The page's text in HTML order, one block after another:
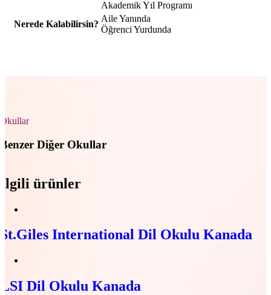
Akademik Yıl Programı
Nerede Kalabilirsin?
Aile Yanında
Öğrenci Yurdunda
Okullar
Benzer Diğer Okullar
İlgili ürünler
St.Giles International Dil Okulu Kanada
LSI Dil Okulu Kanada